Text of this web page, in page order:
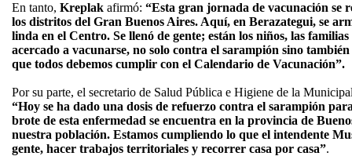
En tanto, Kreplak afirmó: “Esta gran jornada de vacunación se
los distritos del Gran Buenos Aires. Aquí, en Berazategui, se
linda en el Centro. Se llenó de gente; están los niños, las
acercado a vacunarse, no solo contra el sarampión sino
que todos debemos cumplir con el Calendario de Vacunación”.
Por su parte, el secretario de Salud Pública e Higiene de la
“Hoy se ha dado una dosis de refuerzo contra el sarampión
brote de esta enfermedad se encuentra en la provincia de
nuestra población. Estamos cumpliendo lo que el intendente
gente, hacer trabajos territoriales y recorrer casa por casa”.